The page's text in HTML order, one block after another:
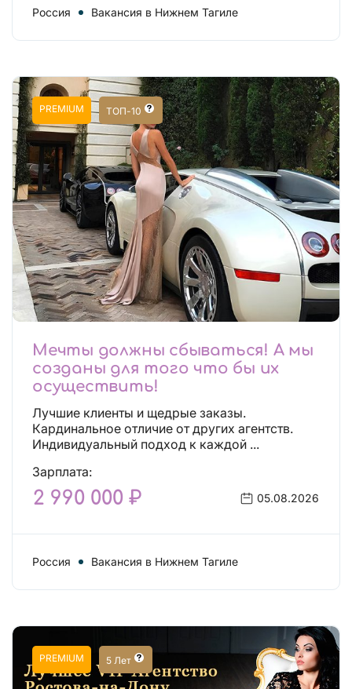
Россия Вакансия в Нижнем Тагиле
PREMIUM ТОП-10
Мечты должны сбываться! А мы
созданы для того что бы их
осуществить!
Лучшие клиенты и щедрые заказы.
Кардинальное отличие от других агентств.
Индивидуальный подход к каждой ...
Зарплата:
2 990 000 ₽ 05.08.2026
Россия Вакансия в Нижнем Тагиле
PREMIUM 5 Лет